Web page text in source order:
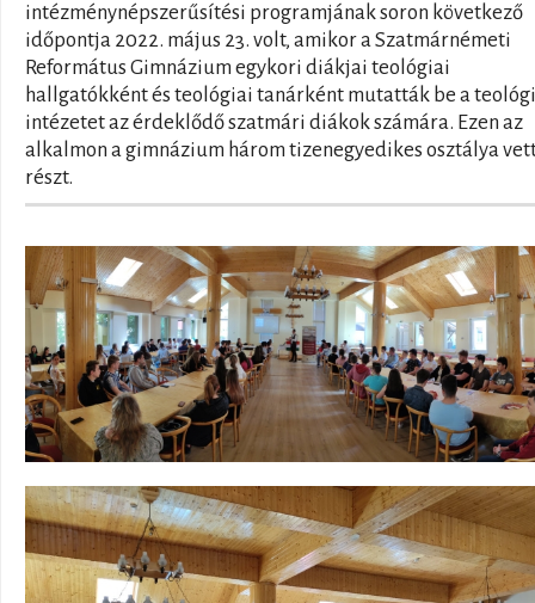
intézménynépszerűsítési programjának soron következő
időpontja 2022. május 23. volt, amikor a Szatmárnémeti
Református Gimnázium egykori diákjai teológiai
hallgatókként és teológiai tanárként mutatták be a
intézetet az érdeklődő szatmári diákok számára. Ezen az
alkalmon a gimnázium három tizenegyedikes osztálya
részt.